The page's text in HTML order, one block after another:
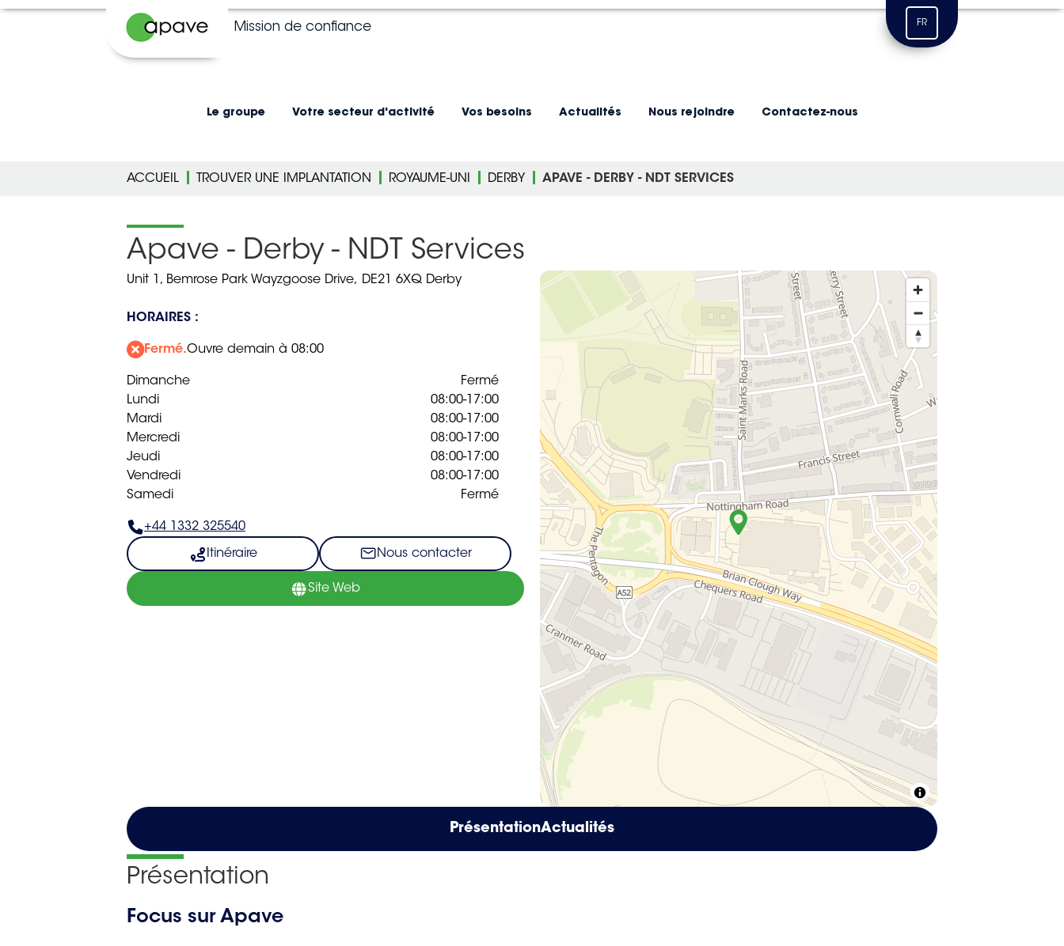
Mission de confiance FR
Le groupe Votre secteur d'activité Vos besoins Actualités Nous rejoindre Contactez-nous
ACCUEIL TROUVER UNE IMPLANTATION ROYAUME-UNI DERBY APAVE - DERBY - NDT SERVICES
Apave - Derby - NDT Services
Unit 1, Bemrose Park Wayzgoose Drive, DE21 6XQ Derby
HORAIRES :
Fermé.Ouvre demain à 08:00
Dimanche
Fermé
Lundi
08:00-17:00
Mardi
08:00-17:00
Mercredi
08:00-17:00
Jeudi
08:00-17:00
Vendredi
08:00-17:00
Samedi
Fermé
+44 1332 325540
Itinéraire Nous contacter
Site Web
PrésentationActualités
Présentation
Focus sur Apave